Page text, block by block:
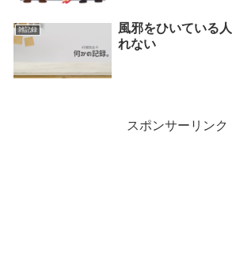
雑記録
風邪をひいている
れない
スポンサーリンク